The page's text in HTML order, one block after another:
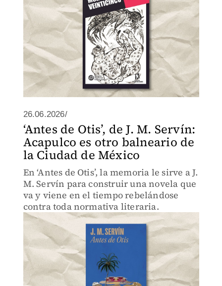
26.06.2026/
‘Antes de Otis’, de J. M. Servín:
Acapulco es otro balneario de
la Ciudad de México
En ‘Antes de Otis’, la memoria le sirve a J.
M. Servín para construir una novela que
va y viene en el tiempo rebelándose
contra toda normativa literaria.